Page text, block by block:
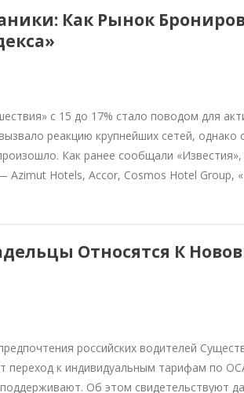
Как Рынок
с 15 до 17% стало поводом для
реакцию крупнейших сетей, однако
Как ранее сообщали
Azimut Hotels, Accor, Cosmos Hotel Group,
Относятся К
российских водителей
переход к индивидуальным тарифам по
Об этом свидетельствуют